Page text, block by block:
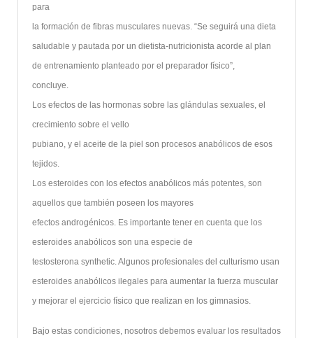
para
la formación de fibras musculares nuevas. “Se seguirá una dieta
saludable y pautada por un dietista-nutricionista acorde al plan
de entrenamiento planteado por el preparador físico”,
concluye.
Los efectos de las hormonas sobre las glándulas sexuales, el
crecimiento sobre el vello
pubiano, y el aceite de la piel son procesos anabólicos de esos
tejidos.
Los esteroides con los efectos anabólicos más potentes, son
aquellos que también poseen los mayores
efectos androgénicos. Es importante tener en cuenta que los
esteroides anabólicos son una especie de
testosterona synthetic. Algunos profesionales del culturismo usan
esteroides anabólicos ilegales para aumentar la fuerza muscular
y mejorar el ejercicio físico que realizan en los gimnasios.
Bajo estas condiciones, nosotros debemos evaluar los resultados